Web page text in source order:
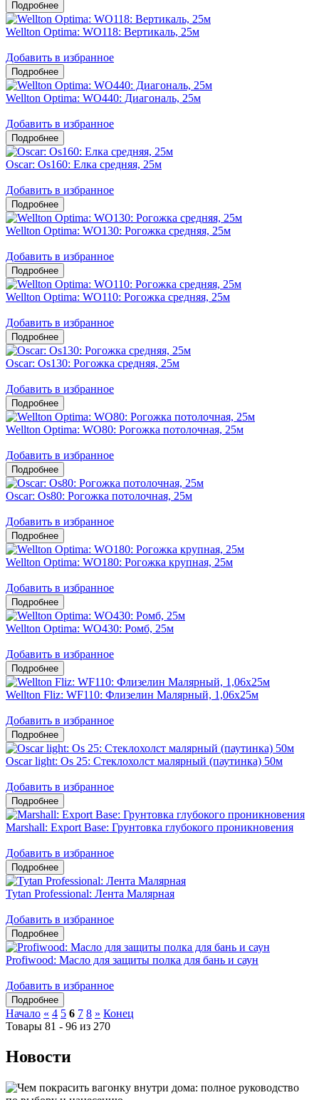
Wellton Optima: WO118: Вертикаль, 25м
Добавить в избранное
Wellton Optima: WO440: Диагональ, 25м
Добавить в избранное
Oscar: Os160: Елка средняя, 25м
Добавить в избранное
Wellton Optima: WO130: Рогожка средняя, 25м
Добавить в избранное
Wellton Optima: WO110: Рогожка средняя, 25м
Добавить в избранное
Oscar: Os130: Рогожка средняя, 25м
Добавить в избранное
Wellton Optima: WO80: Рогожка потолочная, 25м
Добавить в избранное
Oscar: Os80: Рогожка потолочная, 25м
Добавить в избранное
Wellton Optima: WO180: Рогожка крупная, 25м
Добавить в избранное
Wellton Optima: WO430: Ромб, 25м
Добавить в избранное
Wellton Fliz: WF110: Флизелин Малярный, 1,06х25м
Добавить в избранное
Oscar light: Os 25: Стеклохолст малярный (паутинка) 50м
Добавить в избранное
Marshall: Export Base: Грунтовка глубокого проникновения
Добавить в избранное
Tytan Professional: Лента Малярная
Добавить в избранное
Profiwood: Масло для защиты полка для бань и саун
Добавить в избранное
Начало « 4 5 6 7 8 » Конец
Товары 81 - 96 из 270
Новости